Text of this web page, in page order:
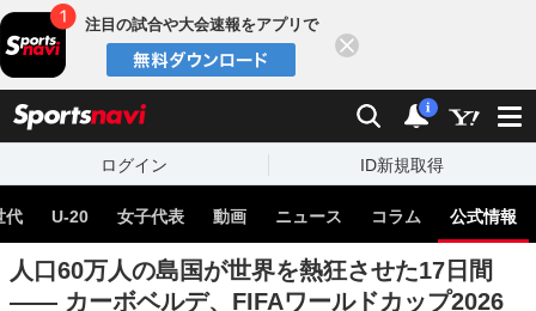
注目の試合や大会速報をアプリで
検索 通知
i
ログイン ID新規取得
代 U-20 女子代表 動画 ニュース コラム 公式情報
人口60万人の島国が世界を熱狂させた17日間
―― カーボベルデ、FIFAワールドカップ2026